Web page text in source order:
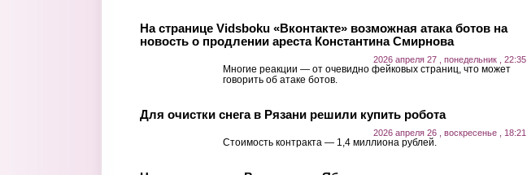
На странице Vidsboku «Вконтакте» возможная атака ботов на
новость о продлении ареста Константина Смирнова
2026 апреля 27 , понедельник , 22:35
Многие реакции — от очевидно фейковых страниц, что может
говорить об атаке ботов.
Для очистки снега в Рязани решили купить робота
2026 апреля 26 , воскресенье , 18:21
Стоимость контракта — 1,4 миллиона рублей.